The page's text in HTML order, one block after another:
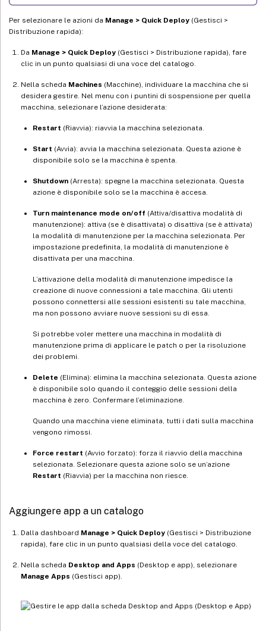
Per selezionare le azioni da Manage > Quick Deploy (Gestisci >
Distribuzione rapida):
Da Manage > Quick Deploy (Gestisci > Distribuzione rapida), fare
clic in un punto qualsiasi di una voce del catalogo.
Nella scheda Machines (Macchine), individuare la macchina che si
desidera gestire. Nel menu con i puntini di sospensione per quella
macchina, selezionare l’azione desiderata:
Restart (Riavvia): riavvia la macchina selezionata.
Start (Avvia): avvia la macchina selezionata. Questa azione è
disponibile solo se la macchina è spenta.
Shutdown (Arresta): spegne la macchina selezionata. Questa
azione è disponibile solo se la macchina è accesa.
Turn maintenance mode on/off (Attiva/disattiva modalità di
manutenzione): attiva (se è disattivata) o disattiva (se è attivata)
la modalità di manutenzione per la macchina selezionata. Per
impostazione predefinita, la modalità di manutenzione è
disattivata per una macchina.
L’attivazione della modalità di manutenzione impedisce la
creazione di nuove connessioni a tale macchina. Gli utenti
possono connettersi alle sessioni esistenti su tale macchina,
ma non possono avviare nuove sessioni su di essa.
Si potrebbe voler mettere una macchina in modalità di
manutenzione prima di applicare le patch o per la risoluzione
dei problemi.
Delete (Elimina): elimina la macchina selezionata. Questa azione
è disponibile solo quando il conteggio delle sessioni della
macchina è zero. Confermare l’eliminazione.
Quando una macchina viene eliminata, tutti i dati sulla macchina
vengono rimossi.
Force restart (Avvio forzato): forza il riavvio della macchina
selezionata. Selezionare questa azione solo se un’azione
Restart (Riavvia) per la macchina non riesce.
Aggiungere app a un catalogo
Dalla dashboard Manage > Quick Deploy (Gestisci > Distribuzione
rapida), fare clic in un punto qualsiasi della voce del catalogo.
Nella scheda Desktop and Apps (Desktop e app), selezionare
Manage Apps (Gestisci app).